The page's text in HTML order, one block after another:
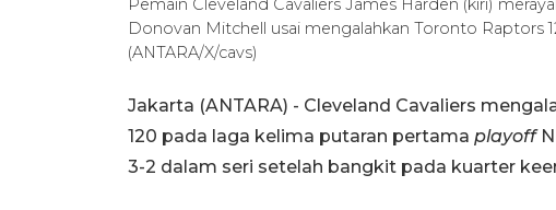
Pemain Cleveland Cavaliers James Harden (kiri)
Donovan Mitchell usai mengalahkan Toronto Raptors
(ANTARA/X/cavs)
Jakarta (ANTARA) - Cleveland Cavaliers
120 pada laga kelima putaran pertama playoff
3-2 dalam seri setelah bangkit pada kuarter